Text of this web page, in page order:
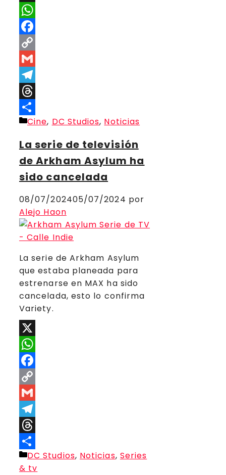
X
WhatsApp
Facebook
Copy
Link
Gmail
Telegram
Threads
Compartir
Categorías
Cine, DC Studios, Noticias
La serie de televisión
de Arkham Asylum ha
sido cancelada
08/07/202405/07/2024 por
Alejo Haon
La serie de Arkham Asylum
que estaba planeada para
estrenarse en MAX ha sido
cancelada, esto lo confirma
Variety.
X
WhatsApp
Facebook
Copy
Link
Gmail
Telegram
Threads
Compartir
Categorías
DC Studios, Noticias, Series
& tv